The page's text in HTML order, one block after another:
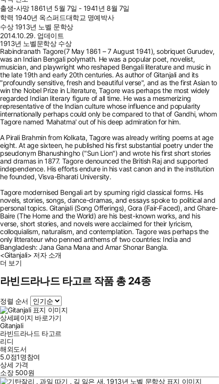
출생-사망1861년 5월 7일 - 1941년 8월 7일
학력 1940년 옥스퍼드대학교 명예박사
수상 1913년 노벨 문학상
2014.10.29. 업데이트
1913년 노벨문학상 수상
Rabindranath Tagore(7 May 1861 – 7 August 1941), sobriquet Gurudev,
was an Indian Bengali polymath. He was a popular poet, novelist,
musician, and playwright who reshaped Bengali literature and music in
the late 19th and early 20th centuries. As author of Gitanjali and its
"profoundly sensitive, fresh and beautiful verse", and as the first Asian to
win the Nobel Prize in Literature, Tagore was perhaps the most widely
regarded Indian literary figure of all time. He was a mesmerizing
representative of the Indian culture whose influence and popularity
internationally perhaps could only be compared to that of Gandhi, whom
Tagore named 'Mahatma' out of his deep admiration for him.
A Pirali Brahmin from Kolkata, Tagore was already writing poems at age
eight. At age sixteen, he published his first substantial poetry under the
pseudonym Bhanushingho ("Sun Lion") and wrote his first short stories
and dramas in 1877. Tagore denounced the British Raj and supported
independence. His efforts endure in his vast canon and in the institution
he founded, Visva-Bharati University.
Tagore modernised Bengali art by spurning rigid classical forms. His
novels, stories, songs, dance-dramas, and essays spoke to political and
personal topics. Gitanjali (Song Offerings), Gora (Fair-Faced), and Ghare-
Baire (The Home and the World) are his best-known works, and his
verse, short stories, and novels were acclaimed for their lyricism,
colloquialism, naturalism, and contemplation. Tagore was perhaps the
only litterateur who penned anthems of two countries: India and
Bangladesh: Jana Gana Mana and Amar Shonar Bangla.
<Gitanjali> 저자 소개
더 보기
라빈드라나드 타고르 작품 총 24종
정렬 순서
상세페이지 바로가기
Gitanjali
라빈드라나드 타고르
리디
해외도서
5.0점1명참여
상세 가격
소장 500원